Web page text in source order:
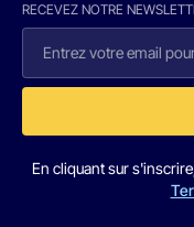
RECEVEZ NOTRE
En cliquant sur